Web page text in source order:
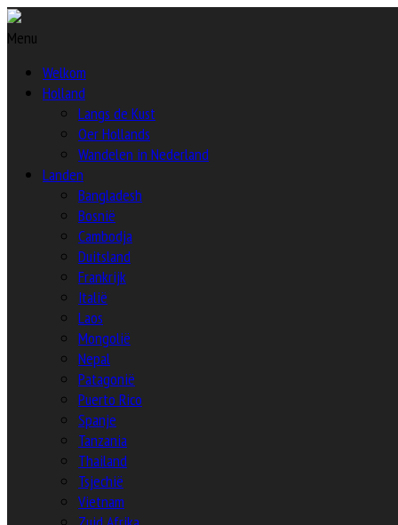
Menu
Welkom
Holland
Langs de Kust
Oer Hollands
Wandelen in Nederland
Landen
Bangladesh
Bosnië
Cambodja
Duitsland
Frankrijk
Italië
Laos
Mongolië
Nepal
Patagonië
Puerto Rico
Spanje
Tanzania
Thailand
Tsjechië
Vietnam